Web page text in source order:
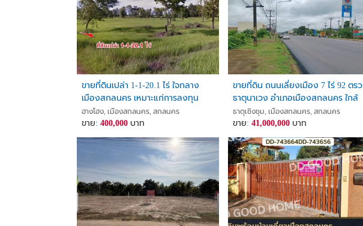
ขายที่ดินเปล่า 1-1-20.1 ไร่ ใจกลาง
เมืองสกลนคร เหมาะแก่การลงทุน
จ.สกลนคร
ฮางโฮง, เมืองสกลนคร, สกลนคร
ขาย: 400,000บาท
ขายที่ดิน ถนนเลี่ยงเมือง 7 ไร่ 92 ตรว.
ธาตุนาเวง อำเภอเมืองสกลนคร ใกล้
ราชภัฏสกลนคร
ธาตุเชิงชุม, เมืองสกลนคร, สกลนคร
ขาย:41,000,000 บาท